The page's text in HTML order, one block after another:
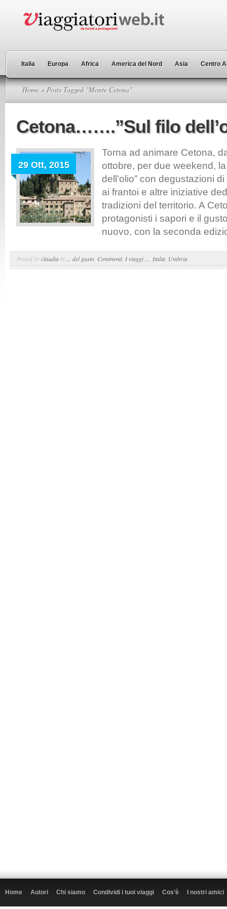
Italia Europa Africa America del Nord Asia Centro
Home » Posts Tagged "Monte Cetona"
Cetona…….”Sul filo
29 Ott, 2015
Torna ad animare Cetona,
ottobre, per due weekend,
dell’olio” con degustazioni
ai frantoi e altre iniziative
tradizioni del territorio. A
protagonisti i sapori e il
nuovo, con la seconda
Posted byclaudia in ... del gusto Continenti, I viaggi ... Italia Umbria
Home Autori Chi siamo Condividi i tuoi viaggi Cos’è I nostri amici